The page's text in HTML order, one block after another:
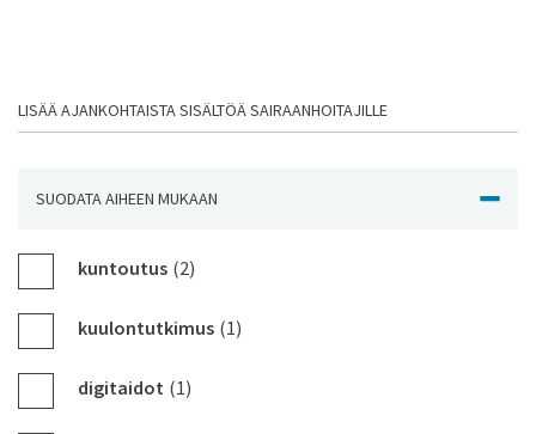
LISÄÄ AJANKOHTAISTA SISÄLTÖÄ SAIRAANHOITAJILLE
kuntoutus (2)
kuulontutkimus (1)
digitaidot (1)
SUODATA AIHEEN MUKAAN NÄYTÄ